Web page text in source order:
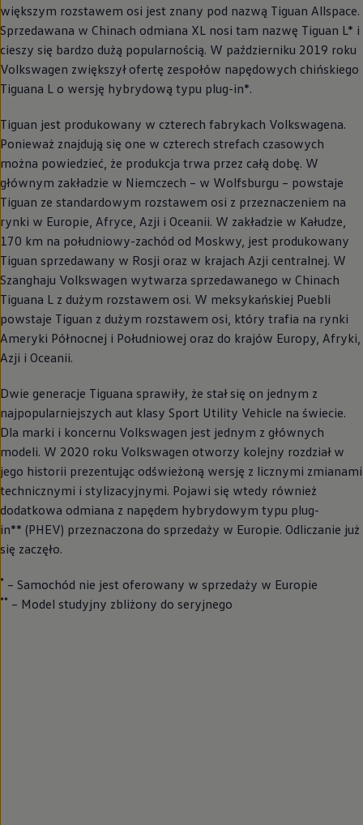
większym rozstawem osi jest znany pod nazwą Tiguan Allspace.
Sprzedawana w Chinach odmiana XL nosi tam nazwę Tiguan L* i
cieszy się bardzo dużą popularnością. W październiku 2019 roku
Volkswagen zwiększył ofertę zespołów napędowych chińskiego
Tiguana L o wersję hybrydową typu plug-in*.
Tiguan jest produkowany w czterech fabrykach Volkswagena.
Ponieważ znajdują się one w czterech strefach czasowych
można powiedzieć, że produkcja trwa przez całą dobę. W
głównym zakładzie w Niemczech – w Wolfsburgu – powstaje
Tiguan ze standardowym rozstawem osi z przeznaczeniem na
rynki w Europie, Afryce, Azji i Oceanii. W zakładzie w Kałudze,
170 km na południowy-zachód od Moskwy, jest produkowany
Tiguan sprzedawany w Rosji oraz w krajach Azji centralnej. W
Szanghaju Volkswagen wytwarza sprzedawanego w Chinach
Tiguana L z dużym rozstawem osi. W meksykańskiej Puebli
powstaje Tiguan z dużym rozstawem osi, który trafia na rynki
Ameryki Północnej i Południowej oraz do krajów Europy, Afryki,
Azji i Oceanii.
Dwie generacje Tiguana sprawiły, że stał się on jednym z
najpopularniejszych aut klasy Sport Utility Vehicle na świecie.
Dla marki i koncernu Volkswagen jest jednym z głównych
modeli. W 2020 roku Volkswagen otworzy kolejny rozdział w
jego historii prezentując odświeżoną wersję z licznymi zmianami
technicznymi i stylizacyjnymi. Pojawi się wtedy również
dodatkowa odmiana z napędem hybrydowym typu plug-
in** (PHEV) przeznaczona do sprzedaży w Europie. Odliczanie już
się zaczęło.
* – Samochód nie jest oferowany w sprzedaży w Europie
** – Model studyjny zbliżony do seryjnego